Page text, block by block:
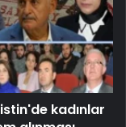
kadınlar